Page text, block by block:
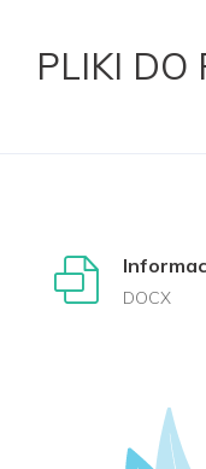
PLIKI DO
DOCX